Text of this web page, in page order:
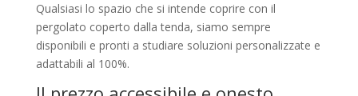
Qualsiasi lo spazio che si intende coprire con il
pergolato coperto dalla tenda, siamo sempre
disponibili e pronti a studiare soluzioni personalizzate e
adattabili al 100%.